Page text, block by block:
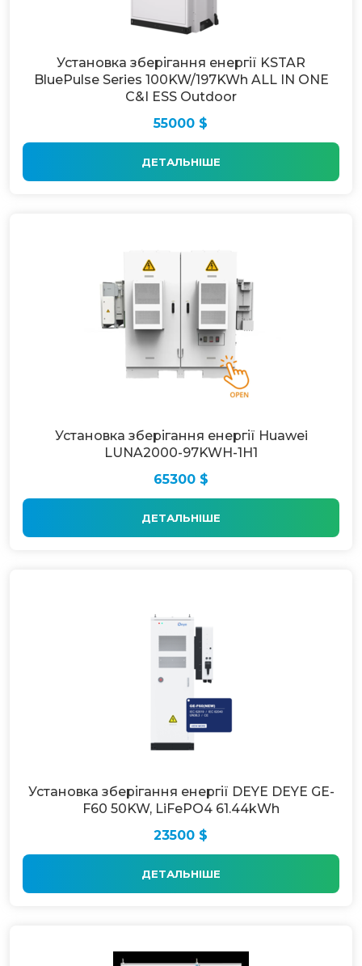
Установка зберігання енергії KSTAR
BluePulse Series 100KW/197KWh ALL IN ONE
C&I ESS Outdoor
55000 $
ДЕТАЛЬНІШЕ
Установка зберігання енергії Huawei
LUNA2000-97KWH-1H1
65300 $
ДЕТАЛЬНІШЕ
Установка зберігання енергії DEYE DEYE GE-
F60 50KW, LiFePO4 61.44kWh
23500 $
ДЕТАЛЬНІШЕ